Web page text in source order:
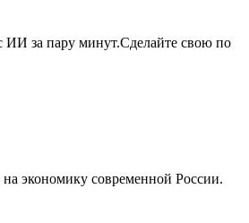
ИИ за пару минут.Сделайте свою по
экономику современной России.